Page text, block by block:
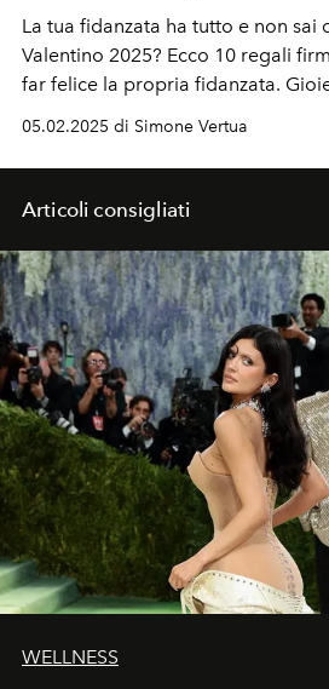
La tua fidanzata ha tutto e non sai
Valentino 2025? Ecco 10 regali
far felice la propria fidanzata.
firmati ed eleganti e accessori
05.02.2025 di Simone Vertua
Articoli consigliati
WELLNESS